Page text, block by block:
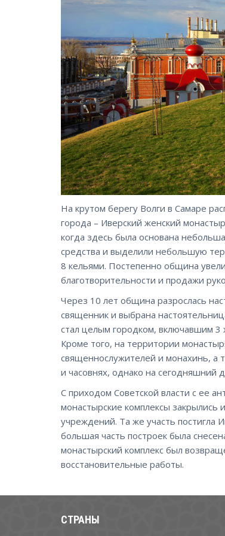
На крутом берегу Волги в Самаре
города – Иверский женский
когда здесь была основана
средства и выделили небольшую
8 кельями. Постепенно община
благотворительности и продажи
Через 10 лет община разрослась
священник и выбрана
стал целым городком, включавшим
Кроме того, на территории
священнослужителей и монахинь, а
и часовнях, однако на
С приходом Советской власти с ее
монастырские комплексы закрылись
учреждений. Та же участь постигла
большая часть построек была
монастырский комплекс был
восстановительные работы.
СТРАНЫ